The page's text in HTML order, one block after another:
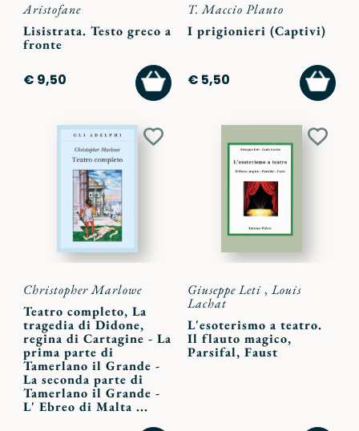
Aristofane
Lisistrata. Testo greco a
fronte
€ 9,50
AGGIUNGI
AL
CARRELLO
T. Maccio Plauto
I prigionieri (Captivi)
€ 5,50
AL
Aggiungi
Christopher Marlowe
Teatro completo, La
tragedia di Didone,
regina di Cartagine - La
prima parte di
Tamerlano il Grande -
La seconda parte di
Tamerlano il Grande -
L' Ebreo di Malta ...
Giuseppe Leti , Louis
Lachat
L'esoterismo a teatro.
Il flauto magico,
Parsifal, Faust